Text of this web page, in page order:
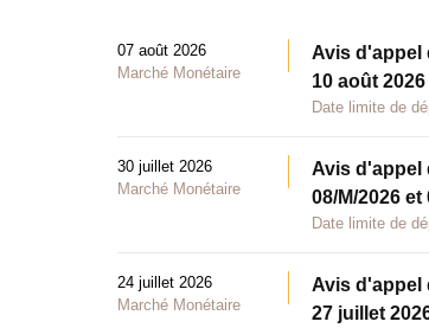
07 août 2026
Marché Monétaire
Avis d'appel
10 août 2026
Date limite de
30 juillet 2026
Marché Monétaire
Avis d'appel
08/M/2026
Date limite de
24 juillet 2026
Marché Monétaire
Avis d'appel
27 juillet